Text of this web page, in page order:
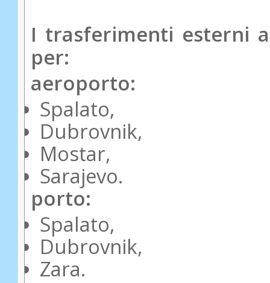
I trasferimenti esterni
per:
aeroporto:
Spalato,
Dubrovnik,
Mostar,
Sarajevo.
porto:
Spalato,
Dubrovnik,
Zara.